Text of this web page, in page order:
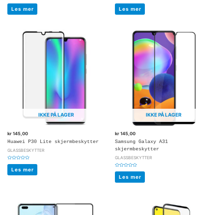
Vurdert
av
5
Les mer
Vurdert
av
5
Les mer
IKKE PÅ LAGER
kr145,00
Huawei P30 Lite skjermbeskytter
GLASSBESKYTTER
Vurdert
av
5
Les mer
IKKE PÅ LAGER
kr145,00
Samsung Galaxy A31
skjermbeskytter
GLASSBESKYTTER
Vurdert
av
5
Les mer